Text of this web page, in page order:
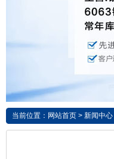
当前位置： 网站首页 > 新闻中心